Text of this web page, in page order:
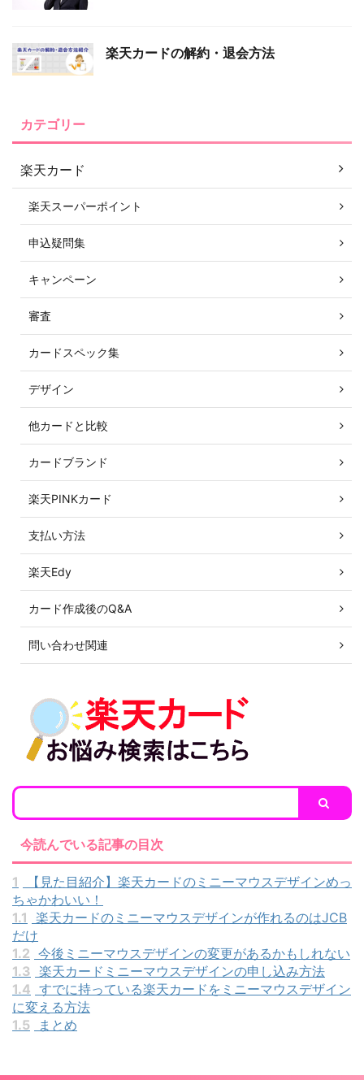
楽天カードの解約・退会方法
カテゴリー
楽天カード
楽天スーパーポイント
申込疑問集
キャンペーン
審査
カードスペック集
デザイン
他カードと比較
カードブランド
楽天PINKカード
支払い方法
楽天Edy
カード作成後のQ&A
問い合わせ関連
今読んでいる記事の目次
1
【見た目紹介】楽天カードのミニーマウスデザインめっ
ちゃかわいい！
1.1 楽天カードのミニーマウスデザインが作れるのはJCB
だけ
1.2 今後ミニーマウスデザインの変更があるかもしれない
1.3 楽天カードミニーマウスデザインの申し込み方法
1.4 すでに持っている楽天カードをミニーマウスデザイン
に変える方法
1.5
まとめ